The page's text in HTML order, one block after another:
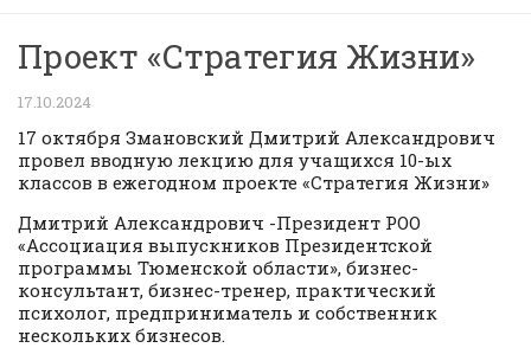
Проект «Стратегия Жизни»
17.10.2024
17 октября Змановский Дмитрий Александрович
провел вводную лекцию для учащихся 10-ых
классов в ежегодном проекте «Стратегия Жизни»
Дмитрий Александрович -Президент РОО
«Ассоциация выпускников Президентской
программы Тюменской области», бизнес-
консультант, бизнес-тренер, практический
психолог, предприниматель и собственник
нескольких бизнесов.